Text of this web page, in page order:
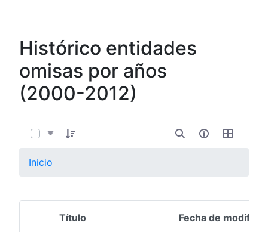
Histórico entidades
omisas por años
(2000-2012)
Inicio
Selección del elemento
Título Fecha de